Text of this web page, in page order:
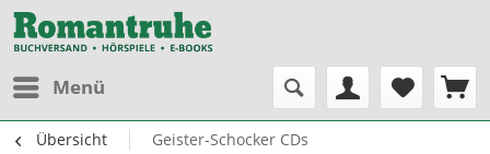
Menü
Übersicht Geister-Schocker CDs